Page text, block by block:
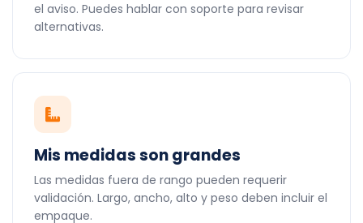
el aviso. Puedes hablar con soporte para revisar
alternativas.
Mis medidas son grandes
Las medidas fuera de rango pueden requerir
validación. Largo, ancho, alto y peso deben incluir el
empaque.